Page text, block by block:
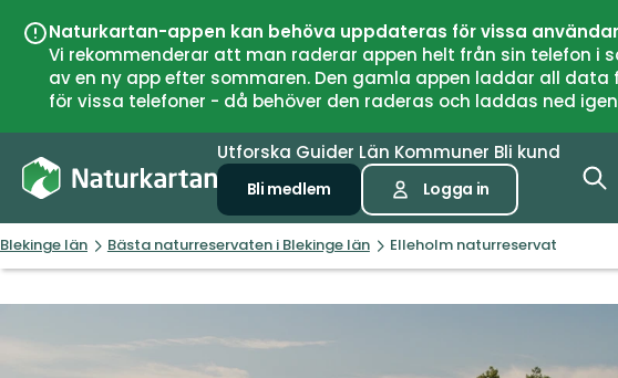
Naturkartan-appen kan behöva uppdateras för vissa
Vi rekommenderar att man raderar appen helt från sin telefon i
av en ny app efter sommaren. Den gamla appen laddar all
för vissa telefoner - då behöver den raderas och laddas ned
Utforska Guider Län Kommuner Bli kund
Bli medlem Logga in
Blekinge län Bästa naturreservaten i Blekinge län Elleholm naturreservat